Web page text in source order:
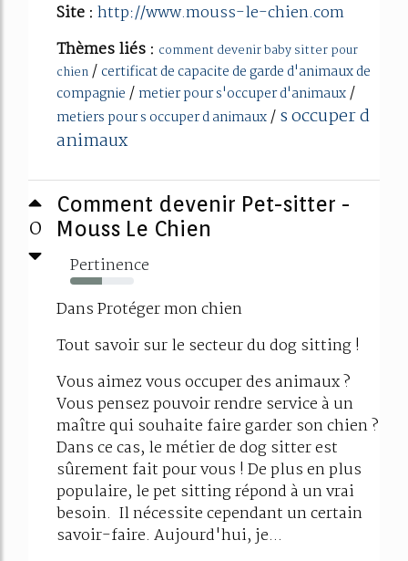
Site : http://www.mouss-le-chien.com
Thèmes liés : comment devenir baby sitter pour
chien/ certificat de capacite de garde d'animaux de
compagnie / metier pour s'occuper d'animaux/
metiers pour s occuper d animaux/s occuper d
animaux
0
Comment devenir Pet-sitter -
Mouss Le Chien
Pertinence
50%
Dans Protéger mon chien
Tout savoir sur le secteur du dog sitting !
Vous aimez vous occuper des animaux ?
Vous pensez pouvoir rendre service à un
maître qui souhaite faire garder son chien ?
Dans ce cas, le métier de dog sitter est
sûrement fait pour vous ! De plus en plus
populaire, le pet sitting répond à un vrai
besoin. Il nécessite cependant un certain
savoir-faire. Aujourd'hui, je...